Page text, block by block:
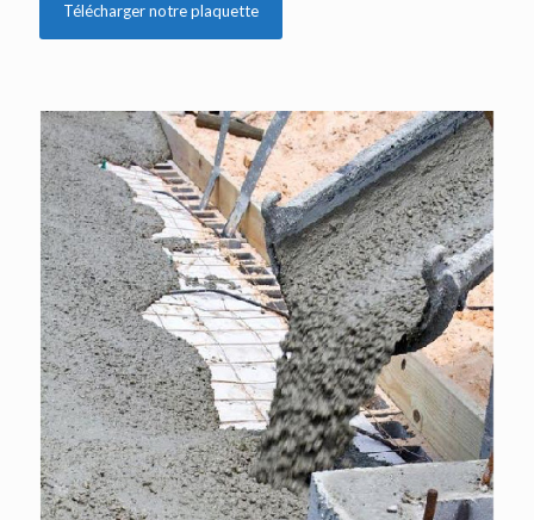
Télécharger notre plaquette